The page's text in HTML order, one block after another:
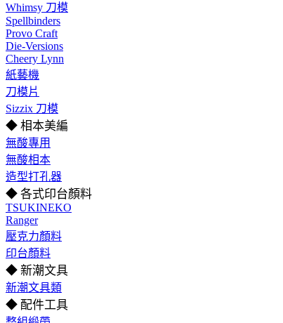
Whimsy 刀模
Spellbinders
Provo Craft
Die-Versions
Cheery Lynn
紙藝機
刀模片
Sizzix 刀模
◆ 相本美編
無酸專用
無酸相本
造型打孔器
◆ 各式印台顏料
TSUKINEKO
Ranger
壓克力顏料
印台顏料
◆ 新潮文具
新潮文具類
◆ 配件工具